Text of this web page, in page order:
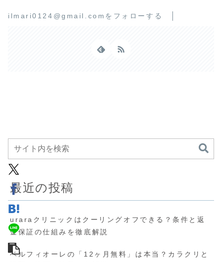
ilmari0124@gmail.comをフォローする
最近の投稿
uraraクリニックはクーリングオフできる？条件と返
金保証の仕組みを徹底解説
ベルフィオーレの「12ヶ月無料」は本当？カラクリと